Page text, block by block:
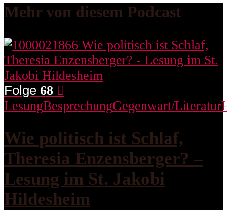
Mehr von diesem Podcast
Folge 68
LesungBesprechungGegenwart/Literatur
Wie politisch ist Schlaf,
Theresia Enzensberger? –
Lesung im St. Jakobi
Hildesheim